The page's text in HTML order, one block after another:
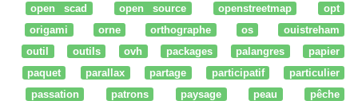
open scad
open source openstreetmap
opt
origami
orne orthographe os
ouistreham
outil
outils ovh packages palangres
papier
paquet
parallax partage participatif
particulier
passation
patrons paysage peau
pêche